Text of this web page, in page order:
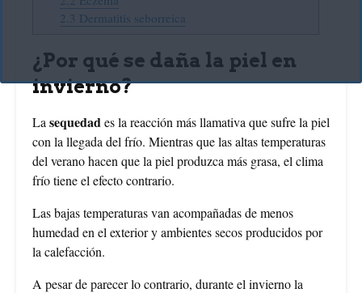
2.3 Dermatitis seborreica
¿Por qué se daña la piel en
invierno?
La sequedad es la reacción más llamativa que sufre la piel
con la llegada del frío. Mientras que las altas temperaturas
del verano hacen que la piel produzca más grasa, el clima
frío tiene el efecto contrario.
Las bajas temperaturas van acompañadas de menos
humedad en el exterior y ambientes secos producidos por
la calefacción.
A pesar de parecer lo contrario, durante el invierno la